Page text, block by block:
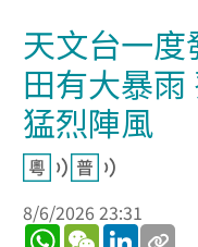
天文台一
田有大暴
猛烈陣風
8/6/2026 23:31
WhatsApp
WeChatLinkedIn